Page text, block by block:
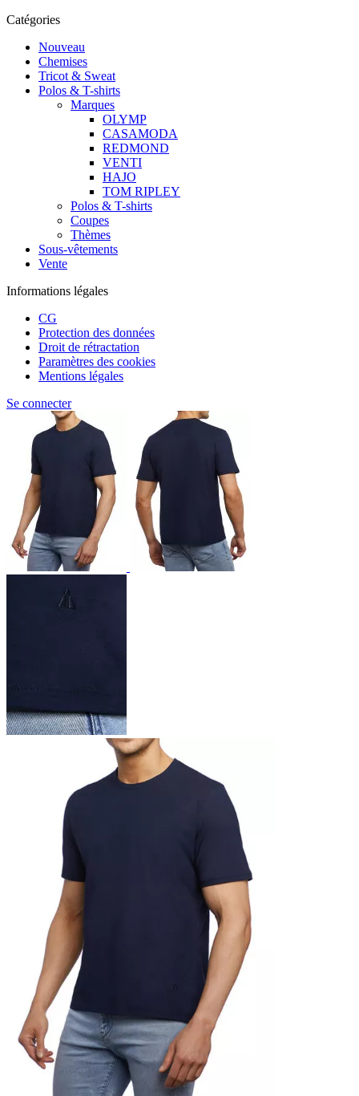
Catégories
Nouveau
Chemises
Tricot & Sweat
Polos & T-shirts
Marques
OLYMP
CASAMODA
REDMOND
VENTI
HAJO
TOM RIPLEY
Polos & T-shirts
Coupes
Thèmes
Sous-vêtements
Vente
Informations légales
CG
Protection des données
Droit de rétractation
Paramètres des cookies
Mentions légales
Se connecter